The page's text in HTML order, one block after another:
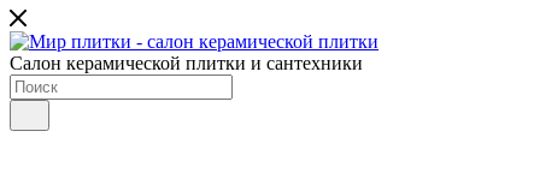
Салон керамической плитки и сантехники